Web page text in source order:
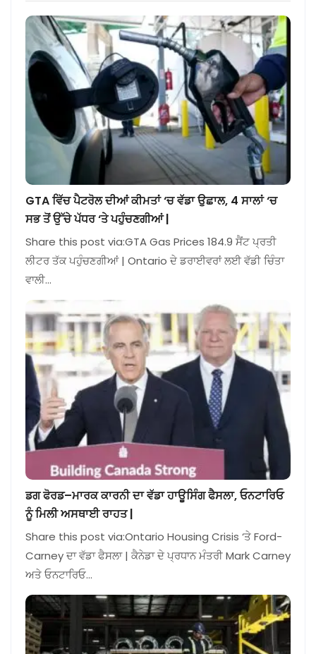
GTA ਵਿੱਚ ਪੈਟਰੋਲ ਦੀਆਂ ਕੀਮਤਾਂ ‘ਚ ਵੱਡਾ ਉਛਾਲ, 4 ਸਾਲਾਂ ‘ਚ
ਸਭ ਤੋਂ ਉੱਚੇ ਪੱਧਰ ‘ਤੇ ਪਹੁੰਚਣਗੀਆਂ |
Share this post via:GTA Gas Prices 184.9 ਸੈਂਟ ਪ੍ਰਤੀ
ਲੀਟਰ ਤੱਕ ਪਹੁੰਚਣਗੀਆਂ | Ontario ਦੇ ਡਰਾਈਵਰਾਂ ਲਈ ਵੱਡੀ ਚਿੰਤਾ
ਵਾਲੀ…
ਡਗ ਫੋਰਡ–ਮਾਰਕ ਕਾਰਨੀ ਦਾ ਵੱਡਾ ਹਾਊਸਿੰਗ ਫੈਸਲਾ, ਓਨਟਾਰਿਓ
ਨੂੰ ਮਿਲੀ ਅਸਥਾਈ ਰਾਹਤ |
Share this post via:Ontario Housing Crisis ‘ਤੇ Ford-
Carney ਦਾ ਵੱਡਾ ਫੈਸਲਾ | ਕੈਨੇਡਾ ਦੇ ਪ੍ਰਧਾਨ ਮੰਤਰੀ Mark Carney
ਅਤੇ ਓਨਟਾਰਿਓ…